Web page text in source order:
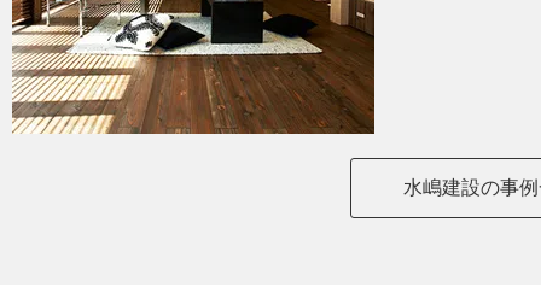
水嶋建設の事